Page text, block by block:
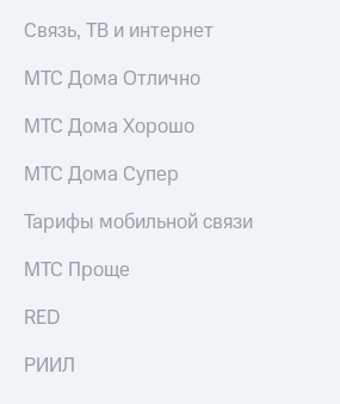
Связь, ТВ и интернет
МТС Дома Отлично
МТС Дома Хорошо
МТС Дома Супер
Тарифы мобильной связи
МТС Проще
RED
РИИЛ